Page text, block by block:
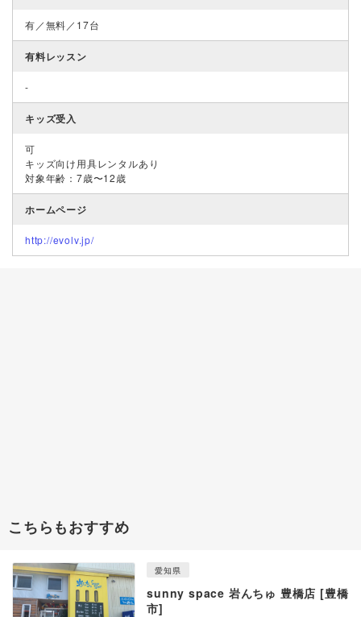
有／無料／17台
有料レッスン
-
キッズ受入
可
キッズ向け用具レンタルあり
対象年齢：7歳〜12歳
ホームページ
http://evolv.jp/
こちらもおすすめ
愛知県
sunny space 岩んちゅ 豊橋店 [豊橋
市]